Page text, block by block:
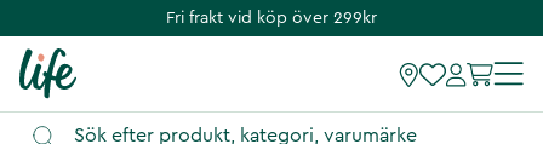
Fri frakt vid köp över 299kr